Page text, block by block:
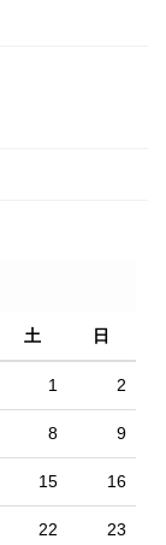
土 日
1 2
8 9
15 16
22 23